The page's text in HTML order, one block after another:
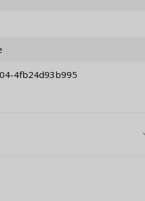
4fb24d93b995